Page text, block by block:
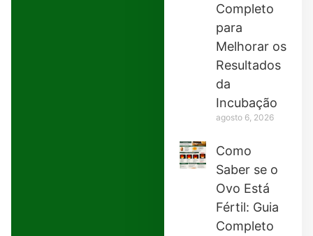
Completo
para
Melhorar os
Resultados
da
Incubação
agosto 6, 2026
Como
Saber se o
Ovo Está
Fértil: Guia
Completo